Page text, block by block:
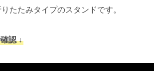
たたみタイプのスタンドです。
認 ↓